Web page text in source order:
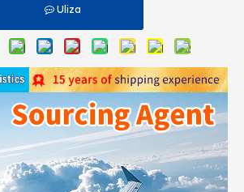
Uliza